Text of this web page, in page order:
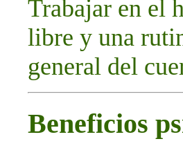
Trabajar en el
libre y una
general del
Beneficios